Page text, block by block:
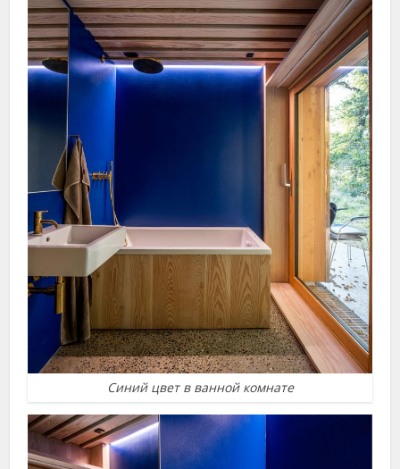
Синий цвет в ванной комнате